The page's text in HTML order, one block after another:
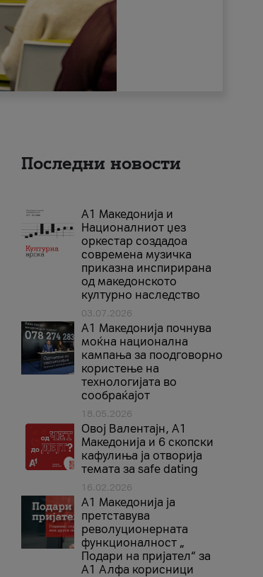
Последни новости
А1 Македонија и
Националниот џез
оркестар создадоа
современа музичка
приказна инспирирана
од македонското
културно наследство
03.07.2026
A1 Македонија почнува
моќна национална
кампања за поодговорно
користење на
технологијата во
сообраќајот
18.05.2026
Овој Валентајн, A1
Македонија и 6 скопски
кафулиња ја отворија
темата за safe dating
16.02.2026
А1 Македонија ја
претставува
револуционерната
функционалност „
Подари на пријател“ за
А1 Алфа корисници